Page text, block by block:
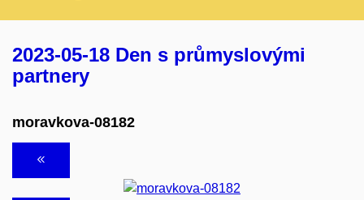
2023-05-18 Den s průmyslovými
partnery
moravkova-08182